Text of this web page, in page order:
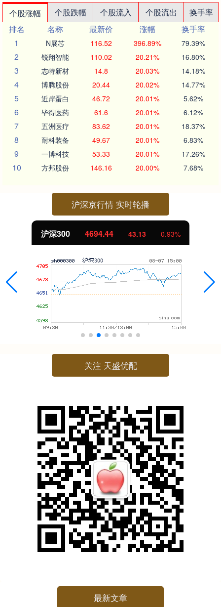
个股涨幅 个股跌幅 个股流入 个股流出
换手率
排名
名称 最新价 涨幅
换手率
1
N展芯 116.52 396.89% 79.39%
2 锐翔智能 110.02 20.21% 16.80%
3 志特新材 14.8 20.03% 14.18%
4 博腾股份 20.44 20.02% 14.77%
5 近岸蛋白 46.72 20.01% 5.62%
6 毕得医药 61.6 20.01% 6.12%
7 五洲医疗 83.62 20.01% 18.37%
8 耐科装备 49.67 20.01% 6.83%
9 一博科技 53.33 20.01% 17.26%
10 方邦股份 146.16 20.00% 7.68%
沪深京行情 实时轮播
沪深300 4694.44 43.13 0.93%
关注 天盛优配
最新文章